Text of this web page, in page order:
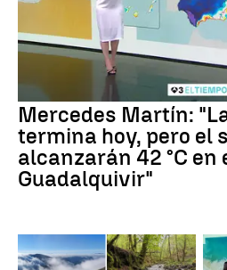
Mercedes Martín:
termina hoy, pero el
alcanzarán 42 °C en
Guadalquivir"